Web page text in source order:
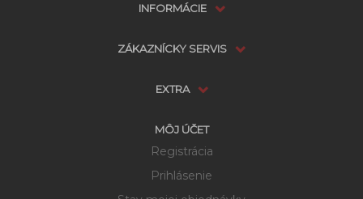
INFORMÁCIE
ZÁKAZNÍCKY SERVIS
EXTRA
MÔJ ÚČET
Registrácia
Prihlásenie